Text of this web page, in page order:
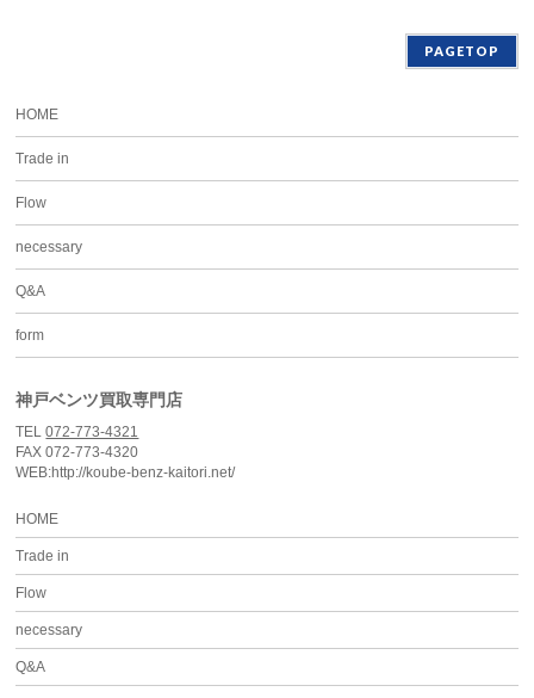
PAGETOP
HOME
Trade in
Flow
necessary
Q&A
form
神戸ベンツ買取専門店
TEL072-773-4321
FAX 072-773-4320
WEB:http://koube-benz-kaitori.net/
HOME
Trade in
Flow
necessary
Q&A